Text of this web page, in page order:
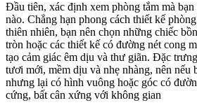
Đầu tiên, xác định xem phòng tắm mà bạn
nào. Chẳng hạn phong cách thiết kế
thiên nhiên, bạn nên chọn những chiếc
tròn hoặc các thiết kế có đường nét cong
tạo cảm giác êm dịu và thư giãn. Đặc
tươi mới, mềm dịu và nhẹ nhàng, nên nếu
nhưng lại có hình vuông hoặc góc có
cứng, bất cân xứng với không gian